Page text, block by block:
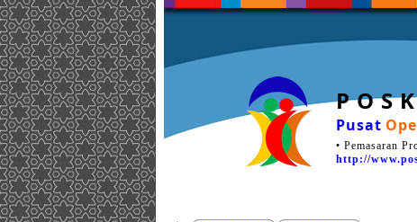
P O S
Pusat
• Pemasaran
http://